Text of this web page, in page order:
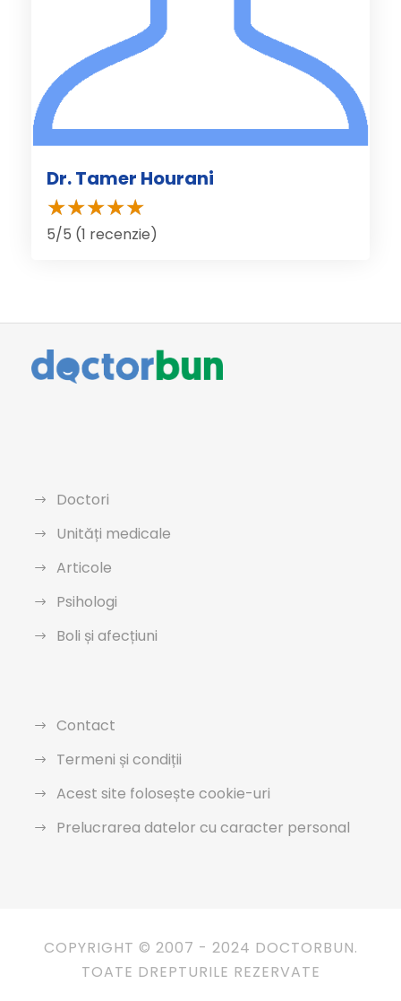
Dr. Tamer Hourani
5/5 (1 recenzie)
Doctori
Unități medicale
Articole
Psihologi
Boli și afecțiuni
Contact
Termeni și condiții
Acest site folosește cookie-uri
Prelucrarea datelor cu caracter personal
COPYRIGHT © 2007 - 2024 DOCTORBUN.
TOATE DREPTURILE REZERVATE